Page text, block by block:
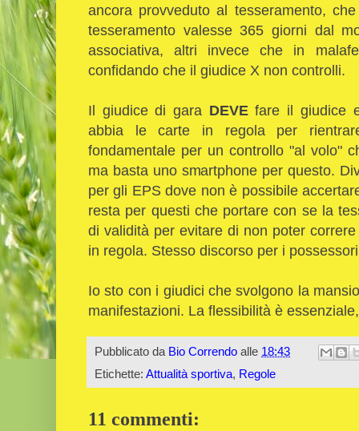
ancora provveduto al tesseramento,
tesseramento valesse 365 giorni dal
associativa, altri invece che in
confidando che il giudice X non controlli.
Il giudice di gara DEVEfare il giudice
abbia le carte in regola per
fondamentale per un controllo "al volo"
ma basta uno smartphone per questo.
per gli EPS dove non è possibile
resta per questi che portare con se la
di validità per evitare di non poter
in regola. Stesso discorso per i
Io sto con i giudici che svolgono la
manifestazioni. La flessibilità è
Pubblicato da Bio Correndo alle 18:43
Etichette: Attualità sportiva, Regole
11 commenti: